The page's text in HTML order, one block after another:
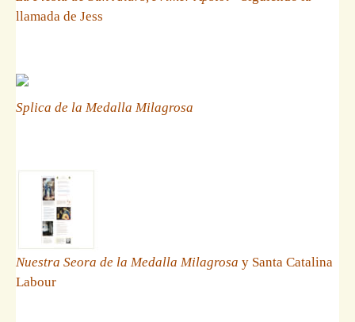
llamada de Jess
Splica de la Medalla Milagrosa
Nuestra Seora de la Medalla Milagrosa y Santa Catalina
Labour